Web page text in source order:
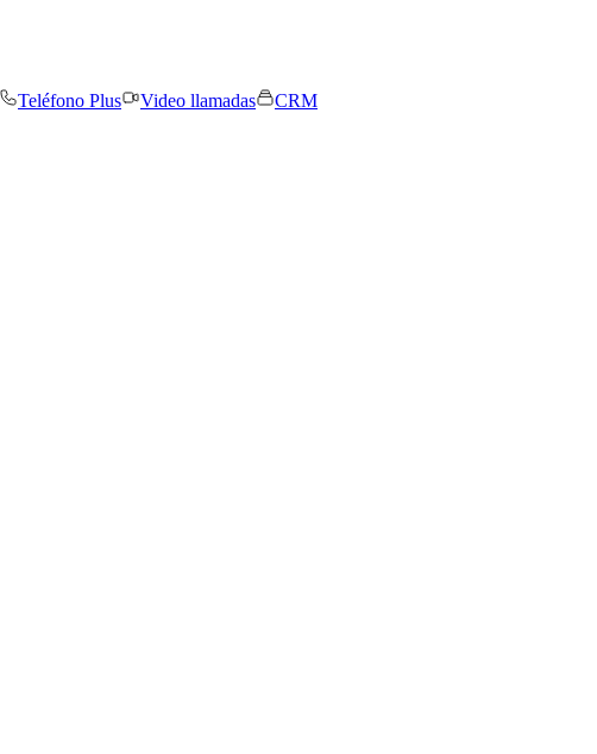
Teléfono Plus Video llamadas
CRM